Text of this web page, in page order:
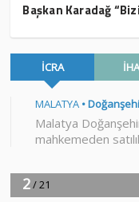
Başkan Karadağ